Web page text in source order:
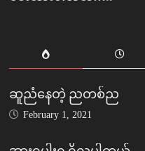
ဆူညံနေတဲ့ ညတစ်ည
February 1, 2021